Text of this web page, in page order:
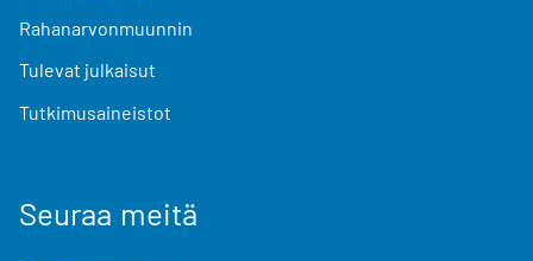
Rahanarvonmuunnin
Tulevat julkaisut
Tutkimusaineistot
Seuraa meitä